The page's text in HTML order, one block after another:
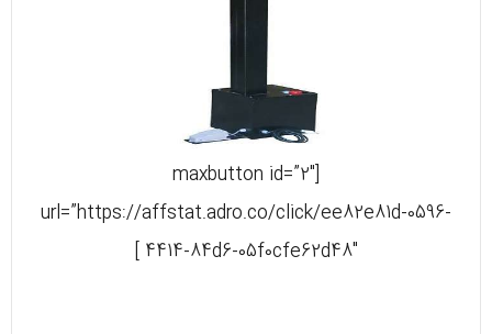
[maxbutton id=”2″
url=”https://affstat.adro.co/click/ee82e81d-0596-
4414-84d6-05f0cfe62d48″ ]